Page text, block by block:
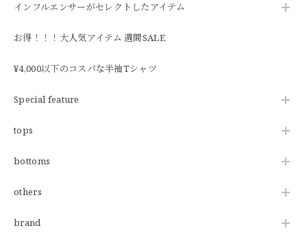
インフルエンサーがセレクトしたアイテム
お得！！！大人気アイテム 週間SALE
¥4,000以下のコスパな半袖Tシャツ
Special feature
tops
bottoms
others
brand